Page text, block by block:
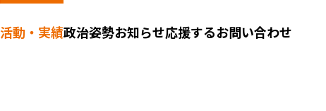
活動・実績政治姿勢お知らせ応援するお問い合わせ